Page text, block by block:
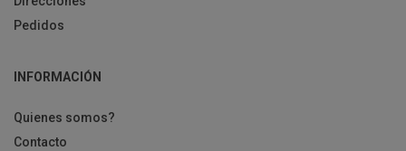
Pedidos
INFORMACIÓN
Quienes somos?
Contacto